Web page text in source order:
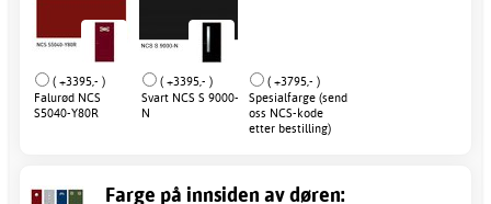
( +3395,- )
Falurød NCS
S5040-Y80R
( +3395,- )
Svart NCS S 9000-
N
( +3795,- )
Spesialfarge (send
oss NCS-kode
etter bestilling)
Farge på innsiden av døren: